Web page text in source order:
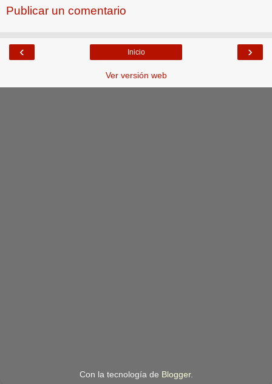
Publicar un comentario
‹ ›
Inicio
Ver versión web
Con la tecnología de Blogger.